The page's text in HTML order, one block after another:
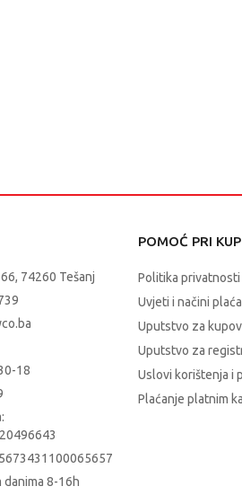
74260 Tešanj
18
danima 8-16h
POMOĆ PRI
Politika privatnosti
Uvjeti i načini
Uputstvo za
Uputstvo za
Uslovi korištenja i
Plaćanje platnim